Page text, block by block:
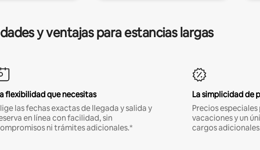
y ventajas para estancias largas
flexibilidad que necesitas
las fechas exactas de llegada y salida y
en línea con facilidad, sin
ni trámites adicionales.*
La simplicidad de
Precios
vacaciones y un
cargos